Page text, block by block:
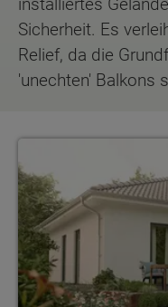
installiertes
Sicherheit. Es
Relief, da die
'unechten' Balkons